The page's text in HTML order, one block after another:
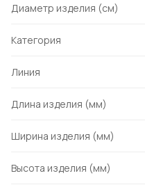
Диаметр изделия (см)
Категория
Линия
Длина изделия (мм)
Ширина изделия (мм)
Высота изделия (мм)